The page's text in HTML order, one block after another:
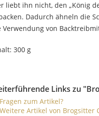
liebt ihn nicht, den „König
Dadurch ähneln die
Verwendung von
300 g
Links zu
Fragen zum Artikel?
Weitere Artikel von Brogsitter